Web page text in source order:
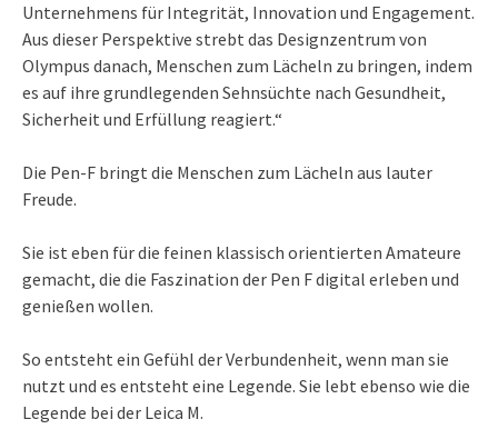
Unternehmens für Integrität, Innovation und Engagement.
Aus dieser Perspektive strebt das Designzentrum von
Olympus danach, Menschen zum Lächeln zu bringen, indem
es auf ihre grundlegenden Sehnsüchte nach Gesundheit,
Sicherheit und Erfüllung reagiert.“
Die Pen-F bringt die Menschen zum Lächeln aus lauter
Freude.
Sie ist eben für die feinen klassisch orientierten Amateure
gemacht, die die Faszination der Pen F digital erleben und
genießen wollen.
So entsteht ein Gefühl der Verbundenheit, wenn man sie
nutzt und es entsteht eine Legende. Sie lebt ebenso wie die
Legende bei der Leica M.